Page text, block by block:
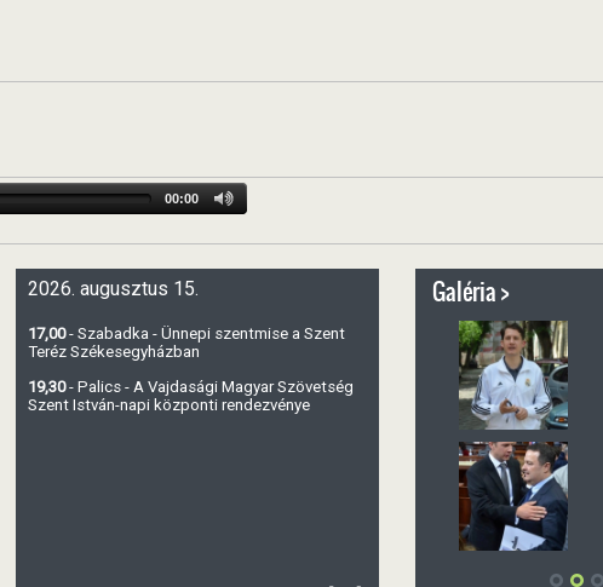
00:00
2026. augusztus 15.
17,00- Szabadka - Ünnepi szentmise a Szent
Teréz Székesegyházban
19,30- Palics - A Vajdasági Magyar Szövetség
Szent István-napi központi rendezvénye
Galéria >